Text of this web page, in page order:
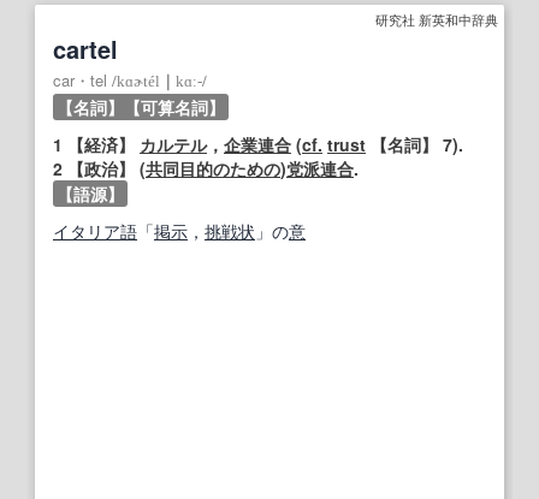
研究社 新英和中辞典
cartel
car・tel /kɑɚtél kɑː‐/
【名詞】
【可算名詞】
1
【経済】 カルテル， 企業連合 (cf. trust 【名詞】 7).
2 【政治】 (共同目的のための)党派連合.
【語源】
イタリア語 「掲示 ， 挑戦状 」の意